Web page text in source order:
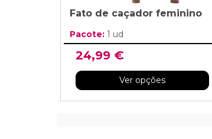
Fato de caçador feminino
Pacote: 1 ud
24,99 €
Ver opções